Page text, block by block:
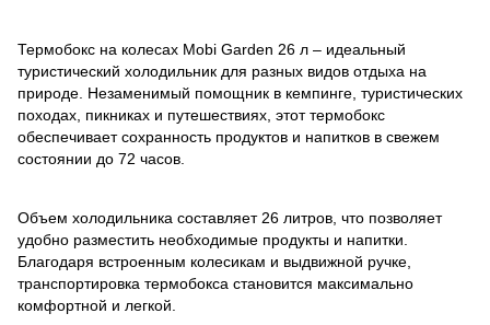
Термобокс на колесах Mobi Garden 26 л – идеальный
туристический холодильник для разных видов отдыха на
природе. Незаменимый помощник в кемпинге, туристических
походах, пикниках и путешествиях, этот термобокс
обеспечивает сохранность продуктов и напитков в свежем
состоянии до 72 часов.
Объем холодильника составляет 26 литров, что позволяет
удобно разместить необходимые продукты и напитки.
Благодаря встроенным колесикам и выдвижной ручке,
транспортировка термобокса становится максимально
комфортной и легкой.